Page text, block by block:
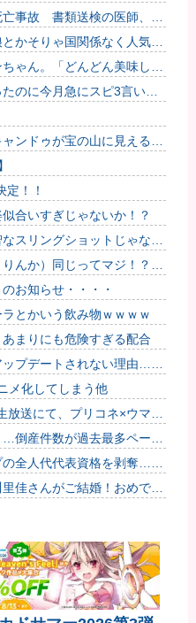
亡事故 書類送検の医師、別
血に気づかなかった可能
かそりゃ国関係なく人気出
ゃん。「どんどん美味しく
のに今月急にスピ3言い出
ンドゥが宝の山に見える
定！！
合いすぎじゃないか！？
スリングショットじゃなく
んか）同じってマジ！？
レアだと聞いて驚いたよ」
お知らせ・・・・
とかいう飲み物ｗｗｗｗ
あまりにも危険すぎる配合
プデートされない理由…
メ化してしまう他
放送にて、プリコネ×ウマ娘
秋予定で詳細については後
倒産件数が過去最多ペース
全人代代表資格を剥奪…重
佳さんがご結婚！おめでと